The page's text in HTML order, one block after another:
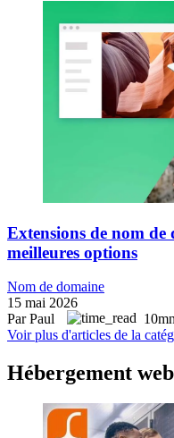
Extensions de nom de
meilleures options
Nom de domaine
15 mai 2026
Par Paul
10mn
Voir plus d'articles de la
Hébergement web